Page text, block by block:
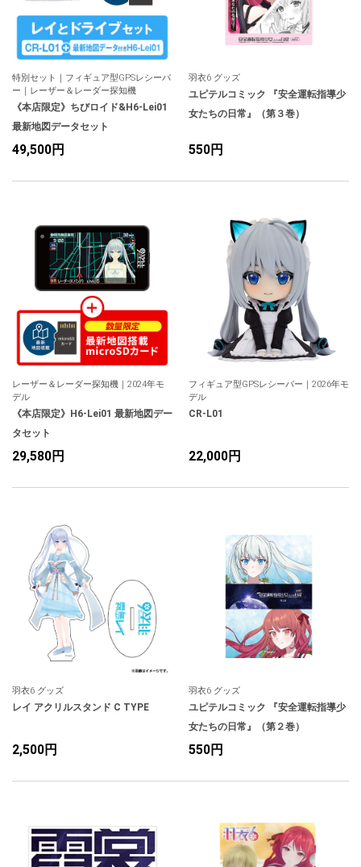
特別セット｜フィギュア型GPSレシーバ
ー｜レーザー＆レーダー探知機
《本店限定》ちびロイド&H6-Lei01
最新地図データセット
49,500円
羽衣6 グッズ
ユピテルコミック 『安全運転指導少
女たちの日常』（第３巻）
550円
レーザー＆レーダー探知機｜2024年モ
デル
《本店限定》H6-Lei01 最新地図デー
タセット
29,580円
フィギュア型GPSレシーバー｜2026年モ
デル
CR-L01
22,000円
羽衣6 グッズ
レイ アクリルスタンド C TYPE
2,500円
羽衣6 グッズ
ユピテルコミック 『安全運転指導少
女たちの日常』（第２巻）
550円